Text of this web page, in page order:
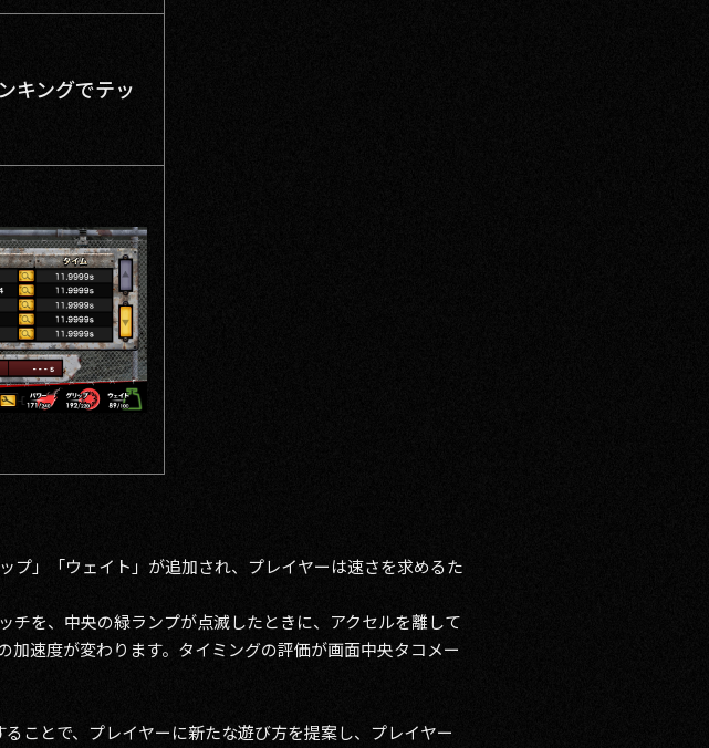
キングでテッ
プ」「ウェイト」が追加され、プレイヤーは速さを求めるた
チを、中央の緑ランプが点滅したときに、アクセルを離して
速度が変わります。タイミングの評価が画面中央タコメー
ことで、プレイヤーに新たな遊び方を提案し、プレイヤー